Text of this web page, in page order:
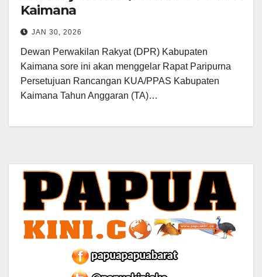
Kaimana
JAN 30, 2026
Dewan Perwakilan Rakyat (DPR) Kabupaten
Kaimana sore ini akan menggelar Rapat Paripurna
Persetujuan Rancangan KUA/PPAS Kabupaten
Kaimana Tahun Anggaran (TA)…